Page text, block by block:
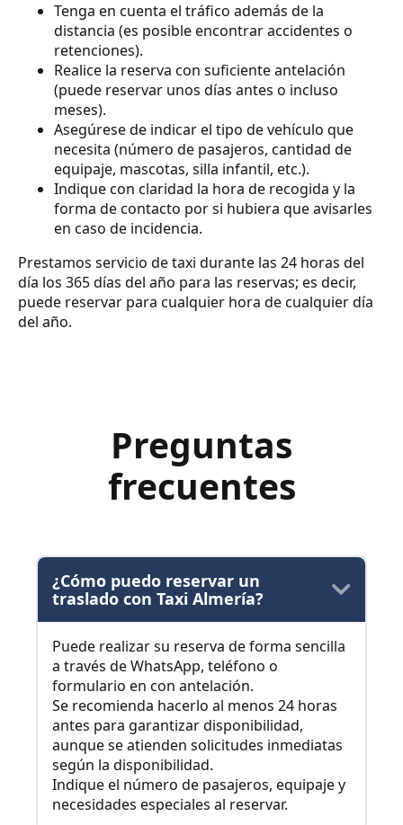
Tenga en cuenta el tráfico además de la
distancia (es posible encontrar accidentes o
retenciones).
Realice la reserva con suficiente antelación
(puede reservar unos días antes o incluso
meses).
Asegúrese de indicar el tipo de vehículo que
necesita (número de pasajeros, cantidad de
equipaje, mascotas, silla infantil, etc.).
Indique con claridad la hora de recogida y la
forma de contacto por si hubiera que avisarles
en caso de incidencia.
Prestamos servicio de taxi durante las 24 horas del
día los 365 días del año para las reservas; es decir,
puede reservar para cualquier hora de cualquier día
del año.
Preguntas
frecuentes
¿Cómo puedo reservar un
traslado con Taxi Almería?
Puede realizar su reserva de forma sencilla
a través de WhatsApp, teléfono o
formulario en con antelación.
Se recomienda hacerlo al menos 24 horas
antes para garantizar disponibilidad,
aunque se atienden solicitudes inmediatas
según la disponibilidad.
Indique el número de pasajeros, equipaje y
necesidades especiales al reservar.